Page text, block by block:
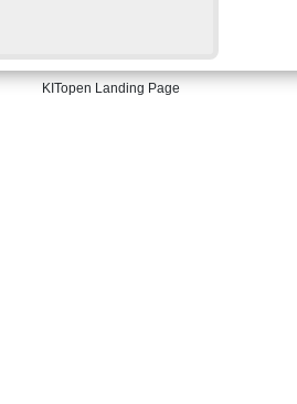
KITopen Landing Page